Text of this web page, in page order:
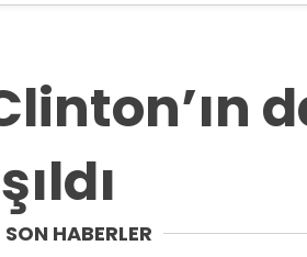
SON HABERLER